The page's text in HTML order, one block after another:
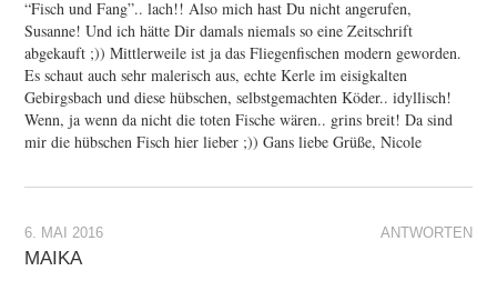
“Fisch und Fang”.. lach!! Also mich hast Du nicht angerufen,
Susanne! Und ich hätte Dir damals niemals so eine Zeitschrift
abgekauft ;)) Mittlerweile ist ja das Fliegenfischen modern geworden.
Es schaut auch sehr malerisch aus, echte Kerle im eisigkalten
Gebirgsbach und diese hübschen, selbstgemachten Köder.. idyllisch!
Wenn, ja wenn da nicht die toten Fische wären.. grins breit! Da sind
mir die hübschen Fisch hier lieber ;)) Gans liebe Grüße, Nicole
ANTWORTEN
6. MAI 2016
MAIKA